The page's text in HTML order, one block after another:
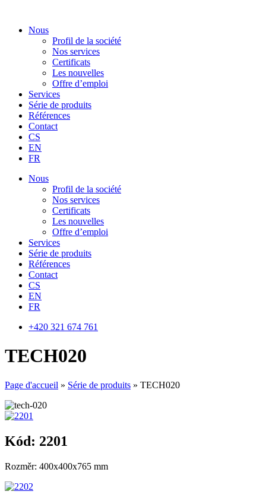
contentNous
Profil de la société
Nos services
Certificats
Les nouvelles
Offre d’emploi
Services
Série de produits
Références
Contact
CS
EN
FR
Nous
Profil de la société
Nos services
Certificats
Les nouvelles
Offre d’emploi
Services
Série de produits
Références
Contact
CS
EN
FR
+420 321 674 761
TECH020
Page d'accueil » Série de produits » TECH020
Kód: 2201
Rozměr: 400x400x765 mm